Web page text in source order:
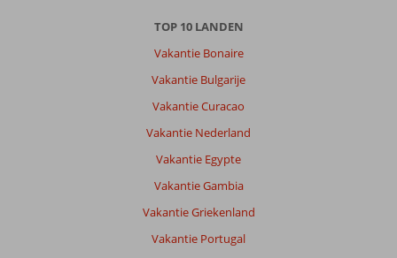
TOP 10 LANDEN
Vakantie Bonaire
Vakantie Bulgarije
Vakantie Curacao
Vakantie Nederland
Vakantie Egypte
Vakantie Gambia
Vakantie Griekenland
Vakantie Portugal